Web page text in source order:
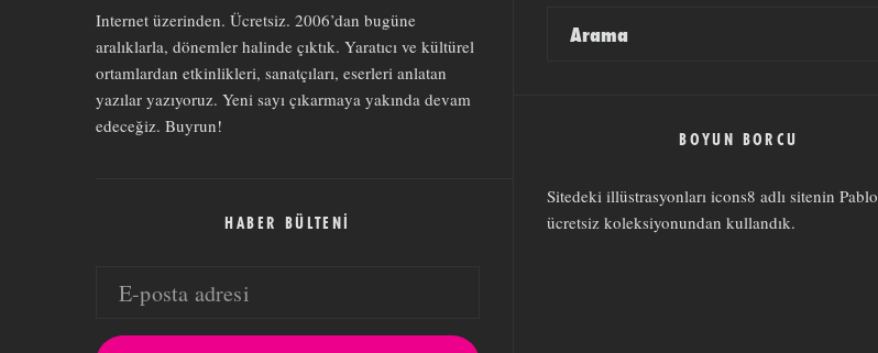
Internet üzerinden. Ücretsiz. 2006’dan bugüne
aralıklarla, dönemler halinde çıktık. Yaratıcı ve kültürel
ortamlardan etkinlikleri, sanatçıları, eserleri anlatan
yazılar yazıyoruz. Yeni sayı çıkarmaya yakında devam
edeceğiz. Buyrun!
HABER BÜLTENI
BOYUN BORCU
Sitedeki illüstrasyonları icons8 adlı sitenin Pablo
ücretsiz koleksiyonundan kullandık.